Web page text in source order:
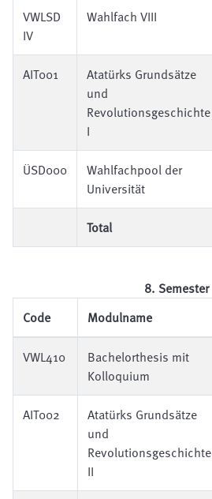
VWLSD
IV
Wahlfach VIII
AIT001
Atatürks Grundsätze
und
Revolutionsgeschichte
I
ÜSD000
Wahlfachpool der
Universität
Total
8. Semester
Code
Modulname
VWL410
Bachelorthesis mit
Kolloquium
AIT002
Atatürks Grundsätze
und
Revolutionsgeschichte
II